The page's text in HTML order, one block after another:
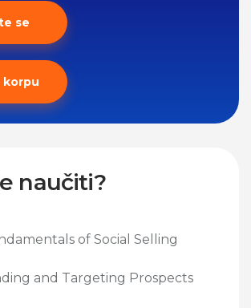
naučiti?
of Social Selling
and Targeting Prospects
se
korpu